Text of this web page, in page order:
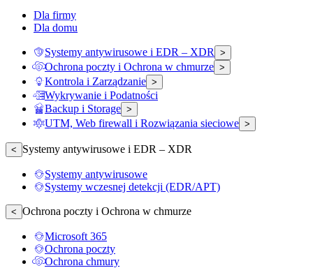
Dla firmy
Dla domu
Systemy antywirusowe i EDR – XDR >
Ochrona poczty i Ochrona w chmurze >
Kontrola i Zarządzanie >
Wykrywanie i Podatności
Backup i Storage >
UTM, Web firewall i Rozwiązania sieciowe >
< Systemy antywirusowe i EDR – XDR
Systemy antywirusowe
Systemy wczesnej detekcji (EDR/APT)
< Ochrona poczty i Ochrona w chmurze
Microsoft 365
Ochrona poczty
Ochrona chmury